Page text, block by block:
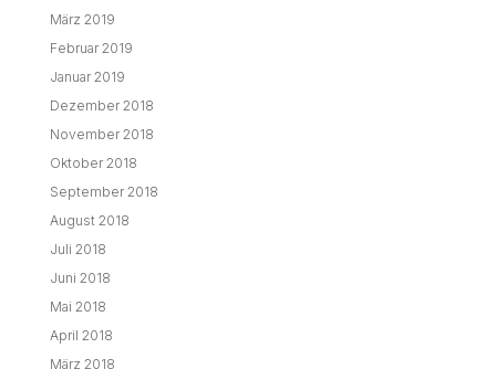
März 2019
Februar 2019
Januar 2019
Dezember 2018
November 2018
Oktober 2018
September 2018
August 2018
Juli 2018
Juni 2018
Mai 2018
April 2018
März 2018